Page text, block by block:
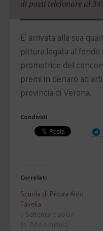
di posti telefonare al
E’ arrivata alla sua
pittura legata al
promotrice del
premi in denaro ad
provincia di Verona.
Condividi
Correlati
Scuola di Pittura Aldo
Tavella
7 Settembre 2007
In "Arte e cultura"